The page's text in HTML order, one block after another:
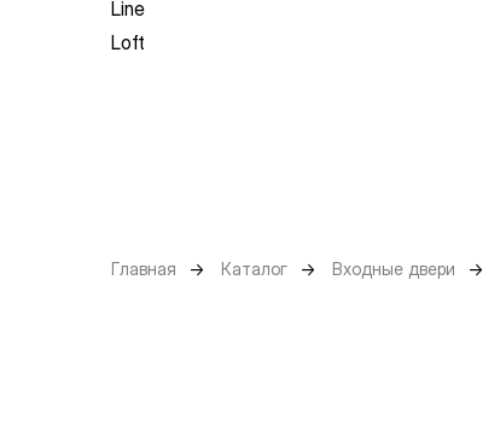
Line
Loft
Главная → Каталог → Входные двери →